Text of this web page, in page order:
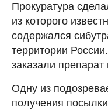
Прокуратура
из которого
содержался
территории
заказали препарат
Одну из
получения